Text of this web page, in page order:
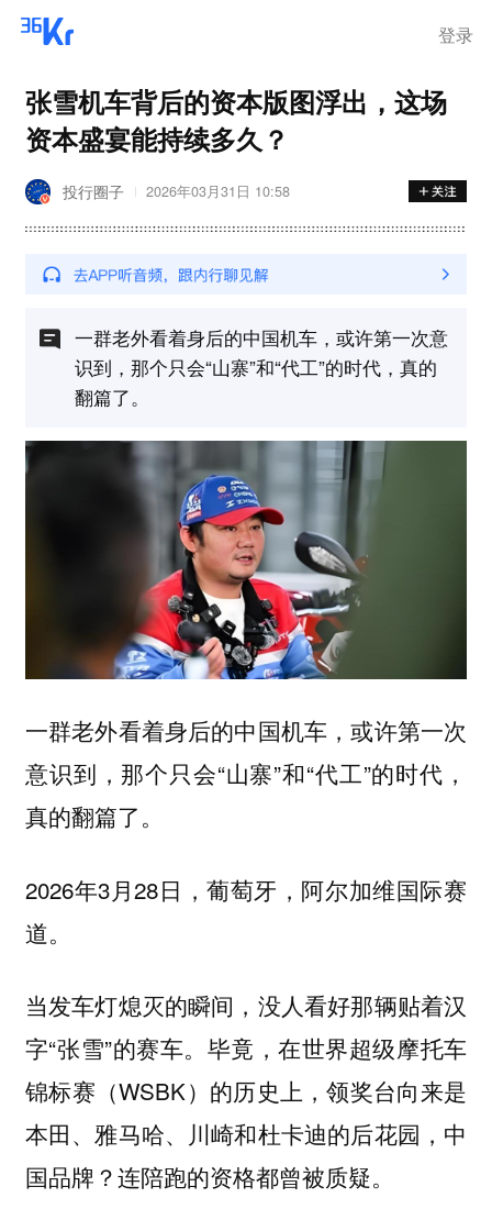
登录
张雪机车背后的资本版图浮出，这场
资本盛宴能持续多久？
投行圈子 2026年03月31日 10:58
一群老外看着身后的中国机车，或许第一次意
识到，那个只会“山寨”和“代工”的时代，真的
翻篇了。
一群老外看着身后的中国机车，或许第一次
意识到，那个只会“山寨”和“代工”的时代，
真的翻篇了。
2026年3月28日，葡萄牙，阿尔加维国际赛
道。
当发车灯熄灭的瞬间，没人看好那辆贴着汉
字“张雪”的赛车。毕竟，在世界超级摩托车
锦标赛（WSBK）的历史上，领奖台向来是
本田、雅马哈、川崎和杜卡迪的后花园，中
国品牌？连陪跑的资格都曾被质疑。